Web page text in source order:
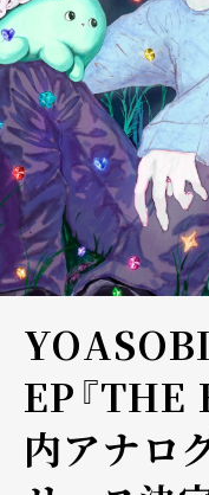
EP『
内アナロ